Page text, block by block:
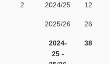
2 2024/25
2025/26
2024-
25 -
12
26
38